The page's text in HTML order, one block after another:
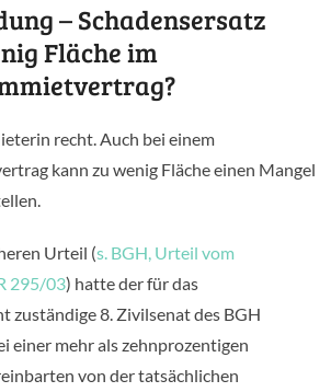
– Schadensersatz
Fläche im
recht. Auch bei einem
kann zu wenig Fläche einen Mangel
Urteil (s. BGH, Urteil vom
295/03) hatte der für das
zuständige 8. Zivilsenat des BGH
einer mehr als zehnprozentigen
von der tatsächlichen